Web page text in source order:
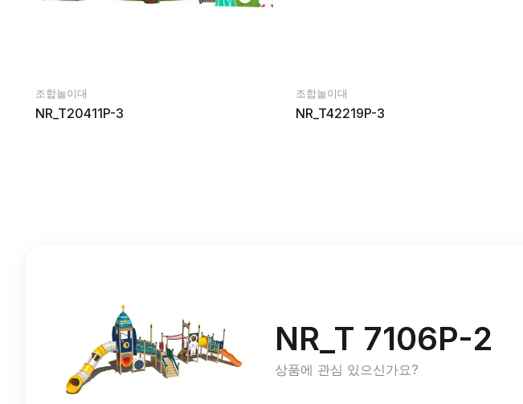
조합놀이대
NR_T20411P-3
조합놀이대
NR_T42219P-3
NR_T 7106P-2
상품에 관심 있으신가요?